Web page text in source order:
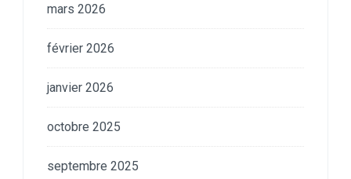
mars 2026
février 2026
janvier 2026
octobre 2025
septembre 2025